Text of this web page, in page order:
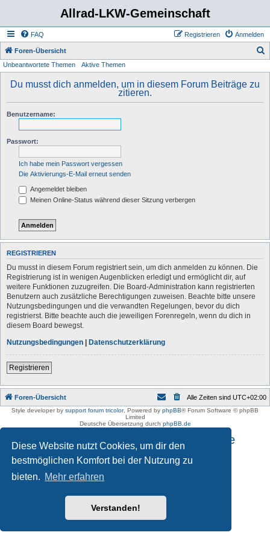
Diese Website nutzt Cookies, um dir den
bestmöglichen Komfort bei der Nutzung zu
bieten. Mehr erfahren
Verstanden!
Allrad-LKW-Gemeinschaft
FAQ Anmelden
Registrieren
Foren-Übersicht
Unbeantwortete Themen Aktive Themen
Du musst dich anmelden, um in diesem Forum Beiträge zu
zitieren.
Benutzername:
Passwort:
Ich habe mein Passwort vergessen
Die Aktivierungs-E-Mail erneut senden
Angemeldet bleiben
Meinen Online-Status während dieser Sitzung verbergen
REGISTRIEREN
Du musst in diesem Forum registriert sein, um dich anmelden zu können. Die
Registrierung ist in wenigen Augenblicken erledigt und ermöglicht dir, auf
weitere Funktionen zuzugreifen. Die Board-Administration kann registrierten
Benutzern auch zusätzliche Berechtigungen zuweisen. Beachte bitte unsere
Nutzungsbedingungen und die verwandten Regelungen, bevor du dich
registrierst. Bitte beachte auch die jeweiligen Forenregeln, wenn du dich in
diesem Board bewegst.
Nutzungsbedingungen | Datenschutzerklärung
Registrieren
Foren-Übersicht Alle Zeiten sind UTC+02:00
Style developer by support forum tricolor, Powered by phpBB® Forum Software © phpBB
Limited
Deutsche Übersetzung durch phpBB.de
Impressum und Datenschutzhinweise